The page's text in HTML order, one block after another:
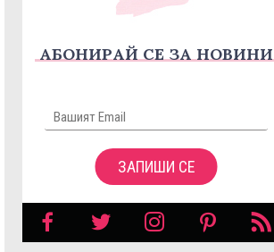
АБОНИРАЙ СЕ ЗА НОВИНИ
ЗАПИШИ СЕ